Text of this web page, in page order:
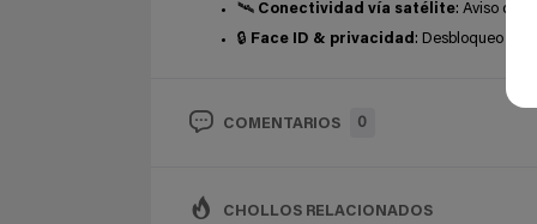
🛰️ Conectividad vía satélite: Aviso de
🔒 Face ID & privacidad : Desbloqueo y
COMENTARIOS 0
CHOLLOS RELACIONADOS